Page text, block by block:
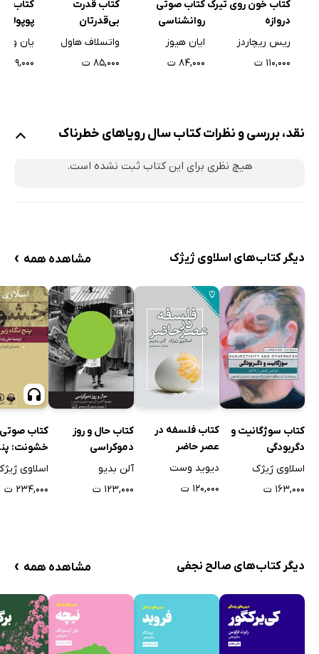
کتاب خون روی تیرک
دروازه
ریس ریچاردز
۱۱۰,۰۰۰ ت
کتاب صوتی
روانشناسی
دیکتاتورها
ایان هیوز
۸۴,۰۰۰ ت
کتاب قدرت
بی‌قدرتان
واتسلاف هاول
۸۵,۰۰۰ ت
کتاب
یان
۱۶۹,۰۰۰ ت
نقد، بررسی و نظرات کتاب سال رویاهای خطرناک
هیچ نظری برای این کتاب ثبت نشده است.
دیگر کتاب‌های اسلاوی ژیژک مشاهده همه ›
کتاب سوژگانیت و
دگربودگی
اسلاوی ژیژک
۱۶۳,۰۰۰ ت
کتاب فلسفه در
عصر حاضر
دیوید وست
۱۲۰,۰۰۰ ت
کتاب حال و روز
دموکراسی
آلن بدیو
۱۲۳,۰۰۰ ت
کتاب صوتی
خشونت:
زیرچشمی
اسلاوی
۲۳۴,۰۰۰ ت
دیگر کتاب‌های صالح نجفی مشاهده همه ›